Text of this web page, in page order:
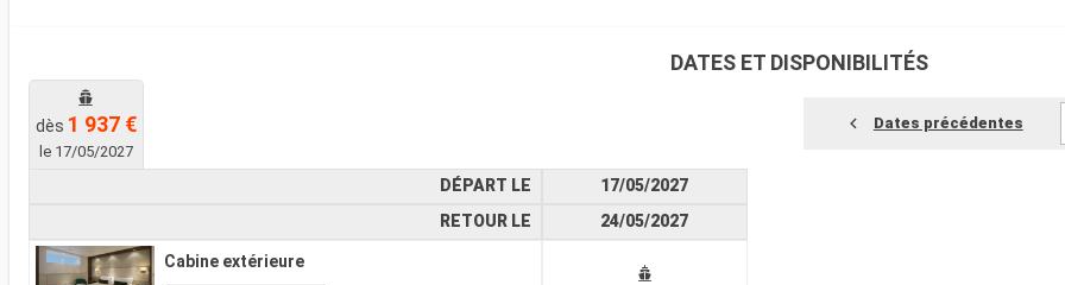
DATES ET DISPONIBILITÉS
dès 1 937 €
le 17/05/2027
Dates précédentes
DÉPART LE
RETOUR LE
Cabine extérieure
17/05/2027
24/05/2027